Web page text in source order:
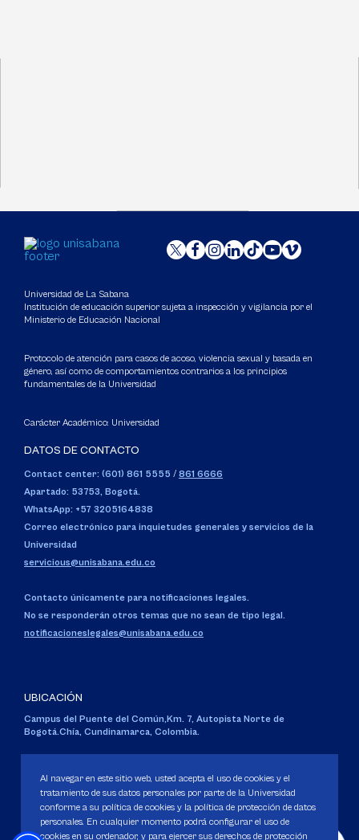
Universidad de La Sabana
Institución de educación superior sujeta a inspección y vigilancia por el
Ministerio de Educación Nacional
Protocolo de atención para casos de acoso, violencia sexual y basada en
género, así como de comportamientos contrarios a los principios
fundamentales de la Universidad
Carácter Académico: Universidad
DATOS DE CONTACTO
Contact center: (601) 861 5555 / 861 6666
Apartado: 53753, Bogotá.
WhatsApp: +57 3205164838
Correo electrónico para inquietudes generales y servicios de la
Universidad
servicious@unisabana.edu.co
Contacto únicamente para notificaciones legales.
No se responderán otros temas que no sean de tipo legal.
notificacioneslegales@unisabana.edu.co
UBICACIÓN
Campus del Puente del Común,Km. 7, Autopista Norte de
Bogotá.Chía, Cundinamarca, Colombia.
Personería Jurídica:Resolución 130 del 14 de enero de 1980.
Ministerio de Educación Nacional.
Al navegar en este sitio web, usted acepta el uso de cookies y el
tratamiento de sus datos personales por parte de la Universidad
conforme a su política de cookies y la política de protección de datos
personales. En cualquier momento podrá configurar el uso de
cookies en su ordenador, y para ejercer sus derechos de protección